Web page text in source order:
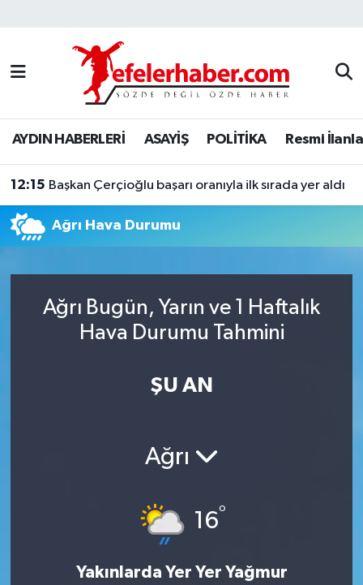
AYDIN HABERLERİ ASAYİŞ POLİTİKA Resmi
12:15 Başkan Çerçioğlu başarı oranıyla ilk sırada yer aldı
Ağrı Hava Durumu
Ağrı Bugün, Yarın ve 1 Haftalık
Hava Durumu Tahmini
ŞU AN
Ağrı
16°
Yakınlarda Yer Yer Yağmur
Nöbetçi Eczaneler
Hava Durumu
Aydin Namaz Vakitleri
Trafik Durumu
Süper Lig Puan Durumu ve Fikstür
Son Dakika Haberleri